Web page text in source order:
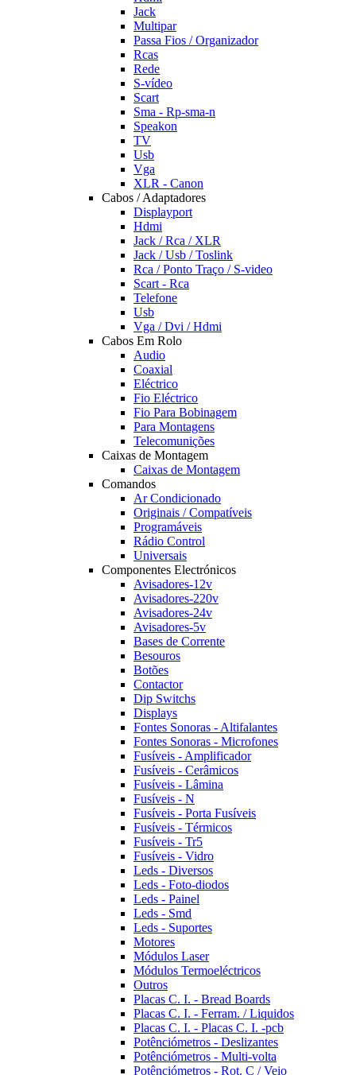
Jack
Multipar
Passa Fios / Organizador
Rcas
Rede
S-vídeo
Scart
Sma - Rp-sma-n
Speakon
TV
Usb
Vga
XLR - Canon
Cabos / Adaptadores
Displayport
Hdmi
Jack / Rca / XLR
Jack / Usb / Toslink
Rca / Ponto Traço / S-video
Scart - Rca
Telefone
Usb
Vga / Dvi / Hdmi
Cabos Em Rolo
Audio
Coaxial
Eléctrico
Fio Eléctrico
Fio Para Bobinagem
Para Montagens
Telecomunições
Caixas de Montagem
Caixas de Montagem
Comandos
Ar Condicionado
Originais / Compatíveis
Programáveis
Rádio Control
Universais
Componentes Electrónicos
Avisadores-12v
Avisadores-220v
Avisadores-24v
Avisadores-5v
Bases de Corrente
Besouros
Botões
Contactor
Dip Switchs
Displays
Fontes Sonoras - Altifalantes
Fontes Sonoras - Microfones
Fusíveis - Amplificador
Fusíveis - Cerâmicos
Fusíveis - Lâmina
Fusíveis - N
Fusíveis - Porta Fusíveis
Fusíveis - Térmicos
Fusíveis - Tr5
Fusíveis - Vidro
Leds - Diversos
Leds - Foto-diodos
Leds - Painel
Leds - Smd
Leds - Suportes
Motores
Módulos Laser
Módulos Termoeléctricos
Outros
Placas C. I. - Bread Boards
Placas C. I. - Ferram. / Liquidos
Placas C. I. - Placas C. I. -pcb
Potênciómetros - Deslizantes
Potênciómetros - Multi-volta
Potênciómetros - Rot. C / Veio